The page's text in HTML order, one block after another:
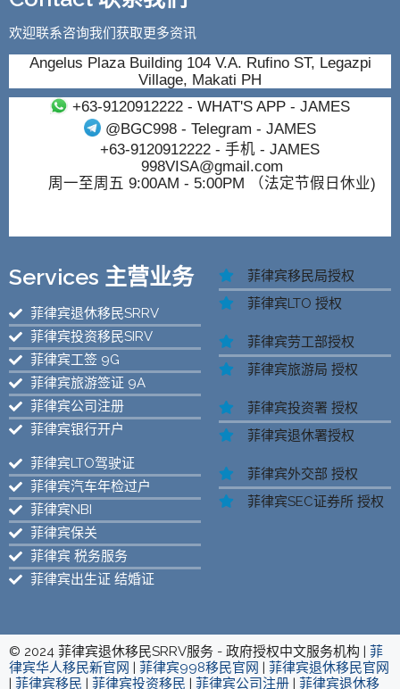
欢迎联系咨询我们获取更多资讯
Angelus Plaza Building 104 V.A. Rufino ST, Legazpi
Village, Makati PH
+63-9120912222- WHAT'S APP - JAMES
@BGC998 - Telegram - JAMES
+63-9120912222- 手机 - JAMES
998VISA@gmail.com
周一至周五 9:00AM - 5:00PM （法定节假日休业)
Services 主营业务
菲律宾退休移民SRRV
菲律宾投资移民SIRV
菲律宾工签 9G
菲律宾旅游签证 9A
菲律宾公司注册
菲律宾银行开户
菲律宾LTO驾驶证
菲律宾汽车年检过户
菲律宾NBI
菲律宾保关
菲律宾 税务服务
菲律宾出生证 结婚证
菲律宾移民局授权
菲律宾LTO 授权
菲律宾劳工部授权
菲律宾旅游局 授权
菲律宾投资署 授权
菲律宾退休署授权
菲律宾外交部 授权
菲律宾SEC证券所 授权
© 2024 菲律宾退休移民SRRV服务 - 政府授权中文服务机构 | 菲
律宾华人移民新官网 | 菲律宾998移民官网 | 菲律宾退休移民官网
| 菲律宾移民 | 菲律宾投资移民 | 菲律宾公司注册 | 菲律宾退休移